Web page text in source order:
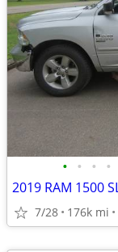
• • • •
7/28 176k mi